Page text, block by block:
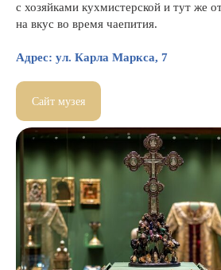
с хозяйками кухмистерской и тут же
на вкус во время чаепития.
Адрес: ул. Карла Маркса, 7
Сайт музея